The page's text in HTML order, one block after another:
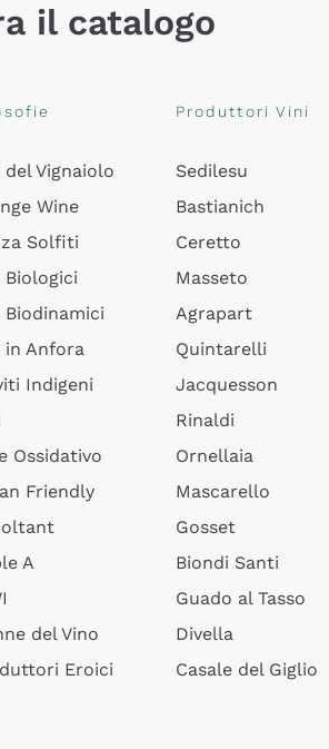
il catalogo
del Vignaiolo
Wine
Solfiti
Biologici
Biodinamici
in Anfora
Indigeni
Ossidativo
Friendly
A
del Vino
Eroici
Produttori Vini
Sedilesu
Bastianich
Ceretto
Masseto
Agrapart
Quintarelli
Jacquesson
Rinaldi
Ornellaia
Mascarello
Gosset
Biondi Santi
Guado al Tasso
Divella
Casale del Giglio